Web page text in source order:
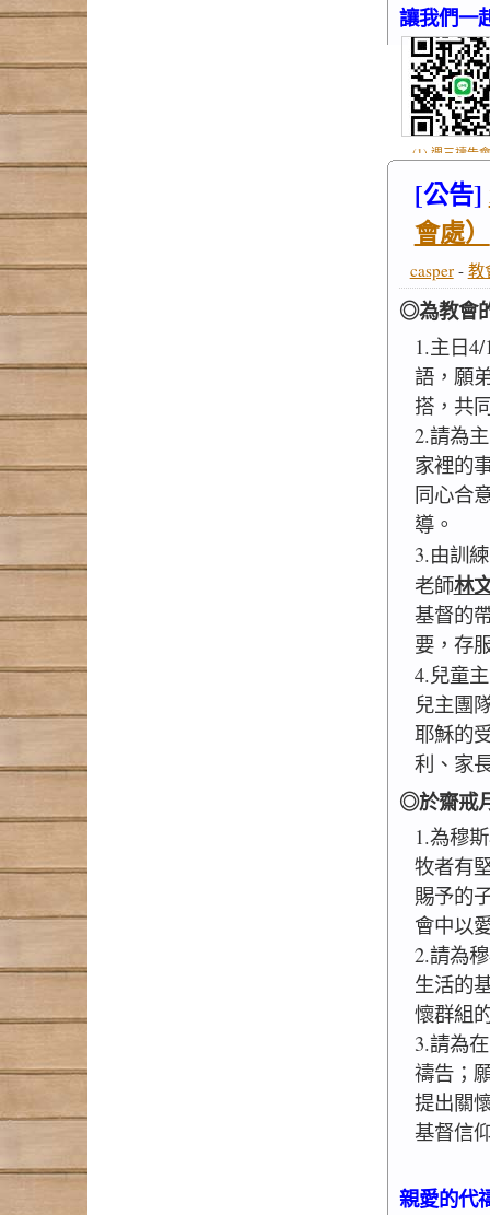
讓我們一
(1) 週三禱告
.jpg
[公告]
會處）
casper- 教
◎為教會
1.主日
語，願
搭，共
2.請為
家裡的
同心合
導。
3.由訓
老師林
基督的
要，存
4.兒童
兒主團
耶穌的
利、家
◎於齋戒
1.為穆
牧者有
賜予的
會中以
2.請為
生活的
懷群組
3.請為
禱告；
提出關
基督信
親愛的代